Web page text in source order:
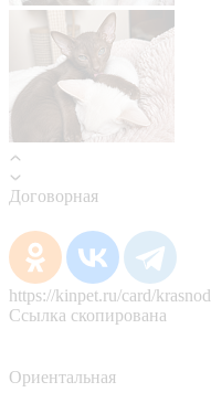
Договорная
https://kinpet.ru/card/
Ссылка скопирована
Ориентальная